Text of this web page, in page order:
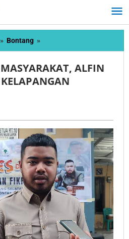
» Bontang »
ASPIRASI
ALFIN
LANGSUNG
ALFIN